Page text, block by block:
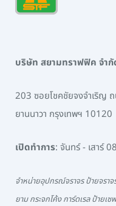
บริษัท สยามทราฟฟิค จำกั
203 ซอยโชคชัยจงจำเริญ
ยานนาวา กรุงเทพฯ 10120
เปิดทำการ: จันทร์ - เสาร์
จำหน่ายอุปกรณ์จราจร ป้ายจรา
ยาม กระจกโค้ง การ์ดเรล ป้ายเซ